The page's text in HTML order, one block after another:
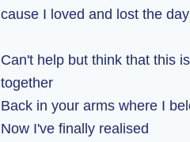
cause I loved and lost the
Can't help but think that this
together
Back in your arms where I
Now I've finally realised